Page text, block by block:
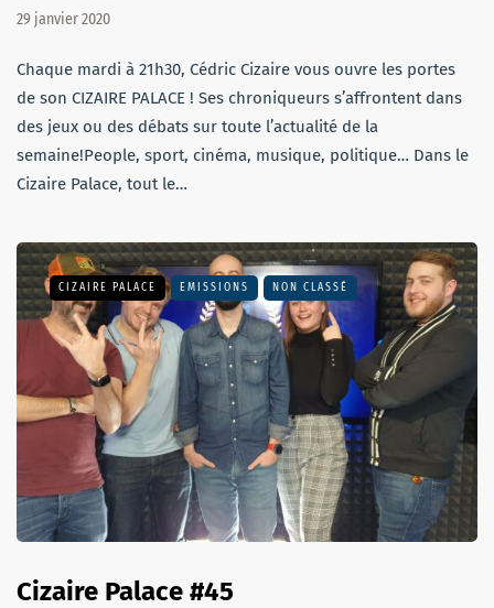
29 janvier 2020
Chaque mardi à 21h30, Cédric Cizaire vous ouvre les portes
de son CIZAIRE PALACE ! Ses chroniqueurs s’affrontent dans
des jeux ou des débats sur toute l’actualité de la
semaine!People, sport, cinéma, musique, politique… Dans le
Cizaire Palace, tout le…
CIZAIRE PALACE EMISSIONS NON CLASSÉ
Cizaire Palace #45